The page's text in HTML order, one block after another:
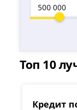
Топ 10
Кредит